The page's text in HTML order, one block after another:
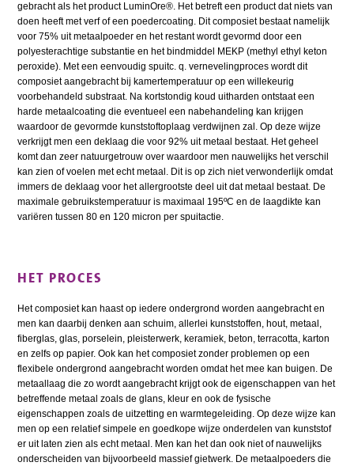
gebracht als het product LuminOre®. Het betreft een product dat niets van
doen heeft met verf of een poedercoating. Dit composiet bestaat namelijk
voor 75% uit metaalpoeder en het restant wordt gevormd door een
polyesterachtige substantie en het bindmiddel MEKP (methyl ethyl keton
peroxide). Met een eenvoudig spuitc. q. vernevelingproces wordt dit
composiet aangebracht bij kamertemperatuur op een willekeurig
voorbehandeld substraat. Na kortstondig koud uitharden ontstaat een
harde metaalcoating die eventueel een nabehandeling kan krijgen
waardoor de gevormde kunststoftoplaag verdwijnen zal. Op deze wijze
verkrijgt men een deklaag die voor 92% uit metaal bestaat. Het geheel
komt dan zeer natuurgetrouw over waardoor men nauwelijks het verschil
kan zien of voelen met echt metaal. Dit is op zich niet verwonderlijk omdat
immers de deklaag voor het allergrootste deel uit dat metaal bestaat. De
maximale gebruikstemperatuur is maximaal 195ºC en de laagdikte kan
variëren tussen 80 en 120 micron per spuitactie.
HET PROCES
Het composiet kan haast op iedere ondergrond worden aangebracht en
men kan daarbij denken aan schuim, allerlei kunststoffen, hout, metaal,
fiberglas, glas, porselein, pleisterwerk, keramiek, beton, terracotta, karton
en zelfs op papier. Ook kan het composiet zonder problemen op een
flexibele ondergrond aangebracht worden omdat het mee kan buigen. De
metaallaag die zo wordt aangebracht krijgt ook de eigenschappen van het
betreffende metaal zoals de glans, kleur en ook de fysische
eigenschappen zoals de uitzetting en warmtegeleiding. Op deze wijze kan
men op een relatief simpele en goedkope wijze onderdelen van kunststof
er uit laten zien als echt metaal. Men kan het dan ook niet of nauwelijks
onderscheiden van bijvoorbeeld massief gietwerk. De metaalpoeders die